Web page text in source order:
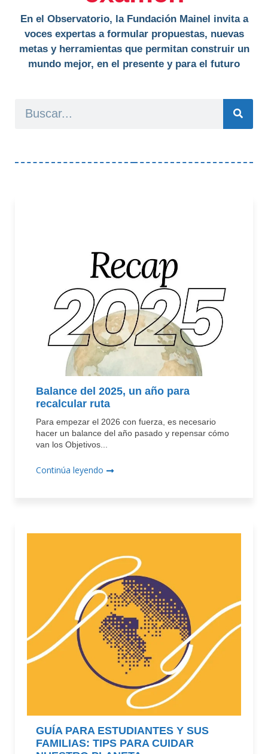
En el Observatorio, la Fundación Mainel invita a
voces expertas a formular propuestas, nuevas
metas y herramientas que permitan construir un
mundo mejor, en el presente y para el futuro
Balance del 2025, un año para
recalcular ruta
Para empezar el 2026 con fuerza, es necesario
hacer un balance del año pasado y repensar cómo
van los Objetivos...
Continúa leyendo
GUÍA PARA ESTUDIANTES Y SUS
FAMILIAS: TIPS PARA CUIDAR